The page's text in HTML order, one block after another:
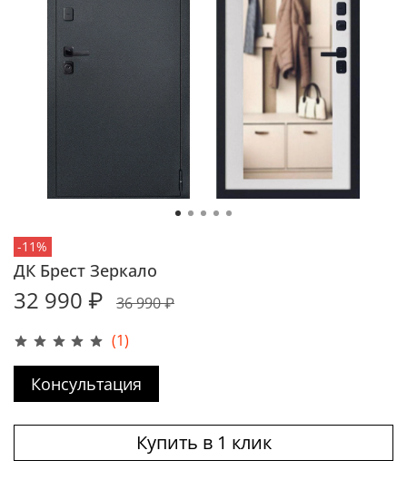
-11%
(1)
ДК Брест Зеркало
32 990 ₽ 36 990 ₽
Консультация
Купить в 1 клик